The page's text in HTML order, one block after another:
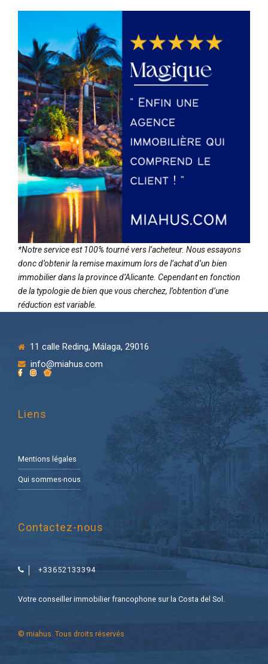
*Notre service est 100% tourné vers l’acheteur. Nous essayons
donc d’obtenir la remise maximum lors de l’achat d’un bien
immobilier dans la province d’Alicante. Cependant en fonction
de la typologie de bien que vous cherchez, l’obtention d’une
réduction est variable.
11 calle Reding, Málaga, 29016
info@miahus.com
Liens
Mentions légales
Qui sommes-nous
Contactez-nous
+33652133394
Votre conseiller immobilier francophone sur la Costa del Sol.
© miahus. Tous droits réservés